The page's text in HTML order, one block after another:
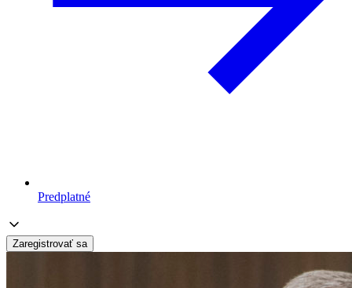
Predplatné
Zaregistrovať sa